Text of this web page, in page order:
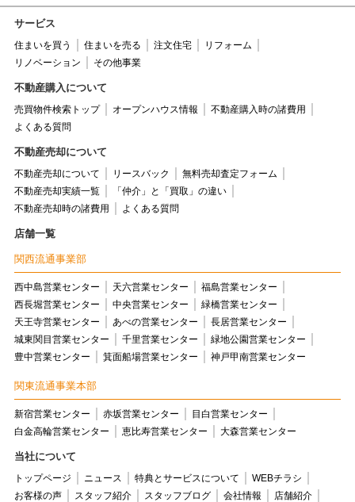
サービス
住まいを買う 住まいを売る 注文住宅
リフォーム
リノベーション
その他事業
不動産購入について
売買物件検索トップ オープンハウス情報
不動産購入時の諸費用
よくある質問
不動産売却について
不動産売却について リースバック
無料売却査定フォーム
不動産売却実績一覧
「仲介」と「買取」の違い
不動産売却時の諸費用
よくある質問
店舗一覧
関西流通事業部
西中島営業センター 天六営業センター
福島営業センター
西長堀営業センター
中央営業センター
緑橋営業センター
天王寺営業センター
あべの営業センター
長居営業センター
城東関目営業センター
千里営業センター
緑地公園営業センター
豊中営業センター
箕面船場営業センター 神戸甲南営業センター
関東流通事業本部
新宿営業センター 赤坂営業センター
目白営業センター
白金高輪営業センター
恵比寿営業センター 大森営業センター
当社について
トップページ ニュース 特典とサービスについて
WEBチラシ
お客様の声
スタッフ紹介 スタッフブログ 会社情報
店舗紹介